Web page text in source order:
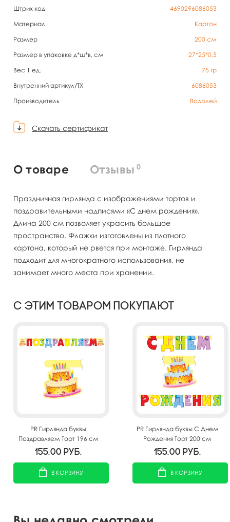
Штрих код
4690296086053
Материал
Картон
Размер
200 см
Размер в упаковке д*ш*в, см
27*25*0,5
Вес 1 ед.
75 гр
Внутренний артикул/TX
6086053
Производитель
Водолей
Скачать сертификат
О товаре Отзывы 0
Праздничная гирлянда с изображениями тортов и
поздравительными надписями «С днем рождения».
Длина 200 см позволяет украсить большое
пространство. Флажки изготовлены из плотного
картона, который не рвется при монтаже. Гирлянда
подходит для многократного использования, не
занимает много места при хранении.
С этим товаром покупают
PR Гирлянда буквы
Поздравляем Торт 196 см
155.00 руб.
В КОРЗИНУ
PR Гирлянда буквы С Днем
Рождения Торт 200 см
155.00 руб.
В КОРЗИНУ